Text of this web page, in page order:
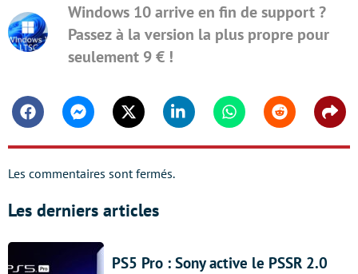
Windows 10 arrive en fin de support ?
Passez à la version la plus propre pour
seulement 9 € !
FacebookMessengerTwitter Linkedin WhatsappReddit
Les commentaires sont fermés.
Les derniers articles
PS5 Pro : Sony active le PSSR 2.0